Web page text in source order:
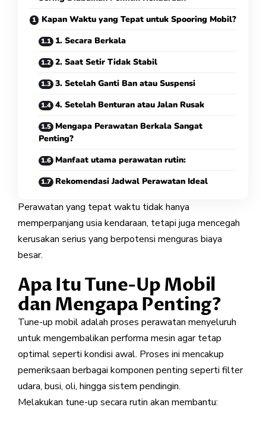
Kapan Waktu yang Tepat untuk Spooring Mobil?
1. Secara Berkala
2. Saat Setir Tidak Stabil
3. Setelah Ganti Ban atau Suspensi
4. Setelah Benturan atau Jalan Rusak
Mengapa Perawatan Berkala Sangat
Penting?
Manfaat utama perawatan rutin:
Rekomendasi Jadwal Perawatan Ideal
Perawatan yang tepat waktu tidak hanya
memperpanjang usia kendaraan, tetapi juga mencegah
kerusakan serius yang berpotensi menguras biaya
besar.
Apa Itu Tune-Up Mobil
dan Mengapa Penting?
Tune-up mobil adalah proses perawatan menyeluruh
untuk mengembalikan performa mesin agar tetap
optimal seperti kondisi awal. Proses ini mencakup
pemeriksaan berbagai komponen penting seperti filter
udara, busi, oli, hingga sistem pendingin.
Melakukan tune-up secara rutin akan membantu: